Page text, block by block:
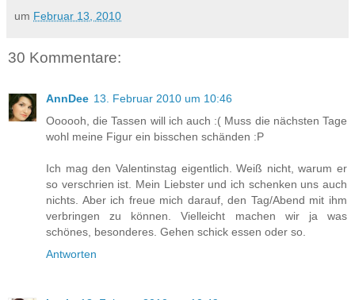
um Februar 13, 2010
30 Kommentare:
AnnDee 13. Februar 2010 um 10:46
Oooooh, die Tassen will ich auch :( Muss die nächsten Tage
wohl meine Figur ein bisschen schänden :P
Ich mag den Valentinstag eigentlich. Weiß nicht, warum er
so verschrien ist. Mein Liebster und ich schenken uns auch
nichts. Aber ich freue mich darauf, den Tag/Abend mit ihm
verbringen zu können. Vielleicht machen wir ja was
schönes, besonderes. Gehen schick essen oder so.
Antworten